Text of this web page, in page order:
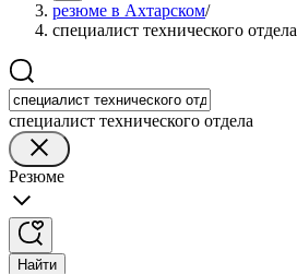
резюме в Ахтарском/
специалист технического отдела
специалист технического отдела
Резюме
Найти